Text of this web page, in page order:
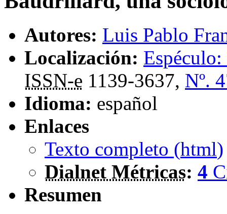
Autores: Luis Pablo
Localización:
ISSN-e 1139-3637, Nº.
Idioma: español
Enlaces
Texto completo (html)
Dialnet Métricas: 4
Resumen